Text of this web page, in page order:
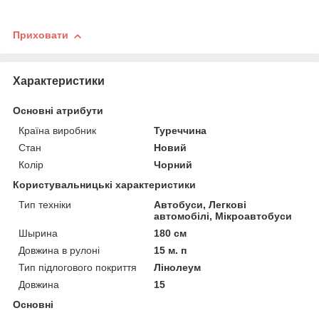
Приховати
Характеристики
Основні атрибути
Країна виробник
Туреччина
Стан
Новий
Колір
Чорний
Користувальницькі характеристики
Тип техніки
Автобуси, Легкові
автомобілі, Мікроавтобуси
Шырина
180 см
Довжина в рулоні
15 м. п
Тип підлогового покриття
Лінолеум
Довжина
15
Основні